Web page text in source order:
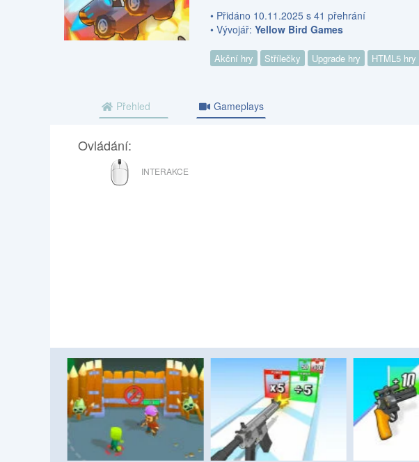
• Přidáno 10.11.2025 s 41 přehrání
• Vývojář:Yellow Bird Games
Akční hry Střílečky Upgrade hry HTML5 hry
Přehled Gameplays
Ovládání:
MYŠ
INTERAKCE